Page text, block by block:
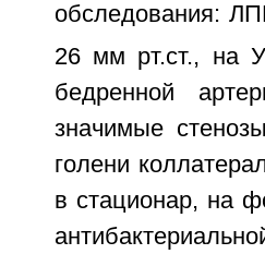
обследования:
26 мм рт.ст., на
бедренной
значимые
голени
в стационар, на